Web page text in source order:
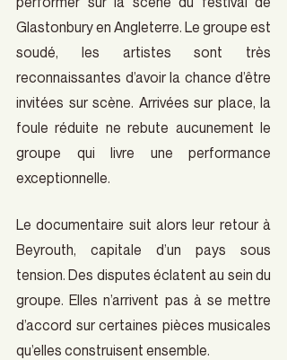
Glastonbury en Angleterre. Le groupe est
soudé, les artistes sont très
reconnaissantes d’avoir la chance d’être
invitées sur scène. Arrivées sur place, la
foule réduite ne rebute aucunement le
groupe qui livre une performance
exceptionnelle.
Le documentaire suit alors leur retour à
Beyrouth, capitale d’un pays sous
tension. Des disputes éclatent au sein du
groupe. Elles n’arrivent pas à se mettre
d’accord sur certaines pièces musicales
qu’elles construisent ensemble.